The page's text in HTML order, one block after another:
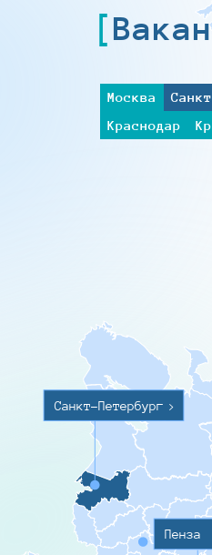
Москва
Краснодар
Санкт-Петербург >
Пенза